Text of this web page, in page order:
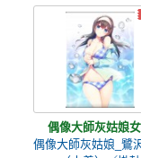
偶像大師灰姑娘
偶像大師灰姑娘_鷺